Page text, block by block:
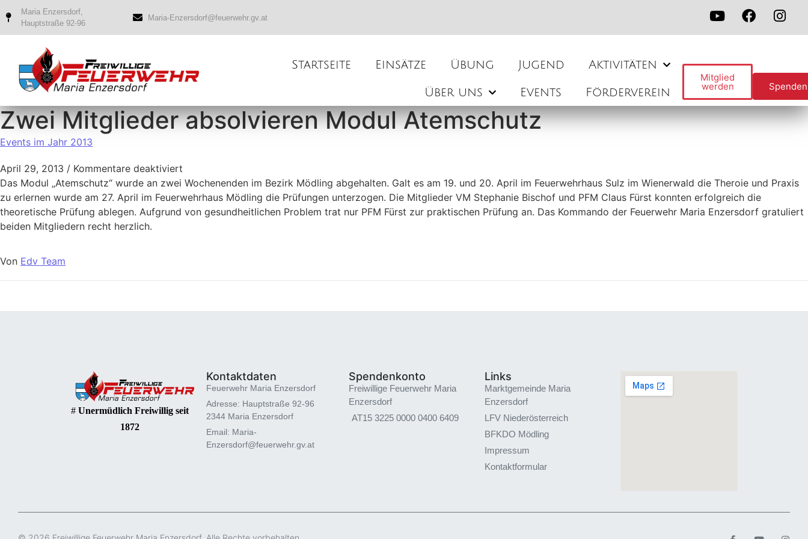
Maria Enzersdorf,
Hauptstraße 92-96
Maria-Enzersdorf@feuerwehr.gv.at
Startseite Einsätze Übung Jugend Aktivitäten
Über uns Events Förderverein
Mitglied
werden Spenden
Zwei Mitglieder absolvieren Modul Atemschutz
Events im Jahr 2013
April 29, 2013 / Kommentare deaktiviert
Das Modul „Atemschutz“ wurde an zwei Wochenenden im Bezirk Mödling abgehalten. Galt es am 19. und 20. April im Feuerwehrhaus Sulz im Wienerwald die Theroie und Praxis
zu erlernen wurde am 27. April im Feuerwehrhaus Mödling die Prüfungen unterzogen. Die Mitglieder VM Stephanie Bischof und PFM Claus Fürst konnten erfolgreich die
theoretische Prüfung ablegen. Aufgrund von gesundheitlichen Problem trat nur PFM Fürst zur praktischen Prüfung an. Das Kommando der Feuerwehr Maria Enzersdorf gratuliert
beiden Mitgliedern recht herzlich.
Von Edv Team
# Unermüdlich Freiwillig seit
1872
Kontaktdaten
Feuerwehr Maria Enzersdorf
Adresse: Hauptstraße 92-96
2344 Maria Enzersdorf
Email: Maria-
Enzersdorf@feuerwehr.gv.at
Spendenkonto
Freiwillige Feuerwehr Maria
Enzersdorf
AT15 3225 0000 0400 6409
Links
Marktgemeinde Maria
Enzersdorf
LFV Niederösterreich
BFKDO Mödling
Impressum
Kontaktformular